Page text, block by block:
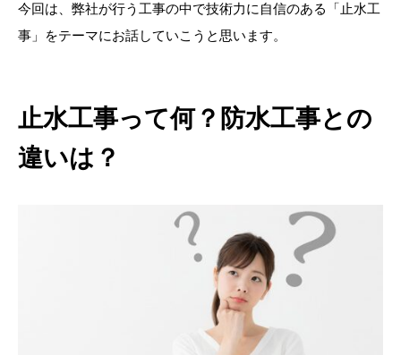
今回は、弊社が行う工事の中で技術力に自信のある「止水工
事」をテーマにお話していこうと思います。
止水工事って何？防水工事との
違いは？